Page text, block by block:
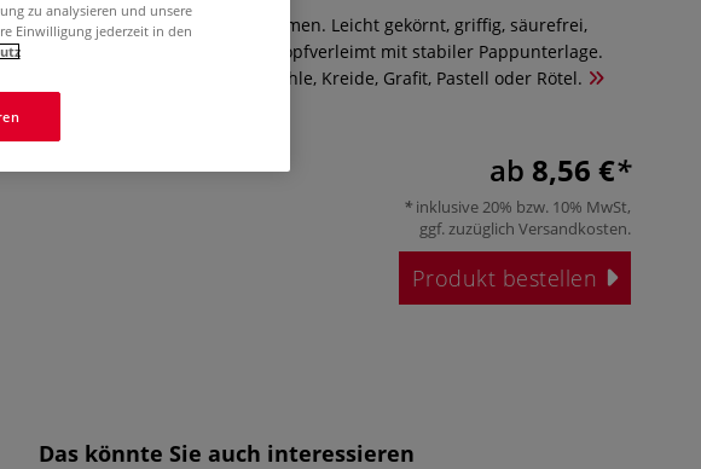
Cremeweiß, 90 g/qm, hohes Volumen. Leicht gekörnt, griffig, säurefrei,
licht- und alterungsbeständig. Kopfverleimt mit stabiler Pappunterlage.
Ideal für Skizzen mit Farbstift, Kohle, Kreide, Grafit, Pastell oder Rötel.
ab 8,56 €
inklusive 20% bzw. 10% MwSt,
ggf. zuzüglich Versandkosten.
Produkt bestellen
Das könnte Sie auch interessieren
zu analysieren und unsere
Einwilligung jederzeit in den